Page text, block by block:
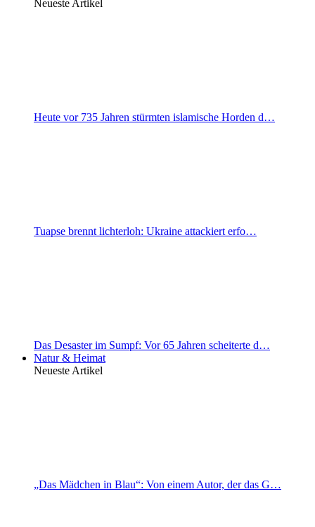
Neueste Artikel
Heute vor 735 Jahren stürmten islamische Horden d…
Tuapse brennt lichterloh: Ukraine attackiert erfo…
Das Desaster im Sumpf: Vor 65 Jahren scheiterte d…
Natur & Heimat
Neueste Artikel
„Das Mädchen in Blau“: Von einem Autor, der das G…